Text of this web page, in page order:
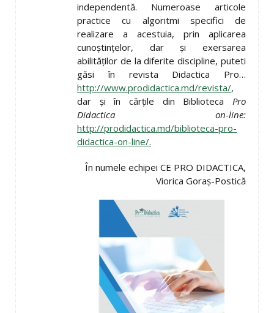
independentă. Numeroase articole
practice cu algoritmi specifici de
realizare a acestuia, prin aplicarea
cunoștințelor, dar și exersarea
abilităților de la diferite discipline, puteti
găsi în revista Didactica Pro…
http://www.prodidactica.md/revista/,
dar și în cărțile din Biblioteca Pro
Didactica on-line:
http://prodidactica.md/biblioteca-pro-
didactica-on-line/.
În numele echipei CE PRO DIDACTICA,
Viorica Goraș-Postică